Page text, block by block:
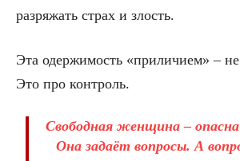
разряжать страх и злость.
Эта одержимость «приличием» –
Это про контроль.
Свободная женщина –
Она задаёт вопросы. А